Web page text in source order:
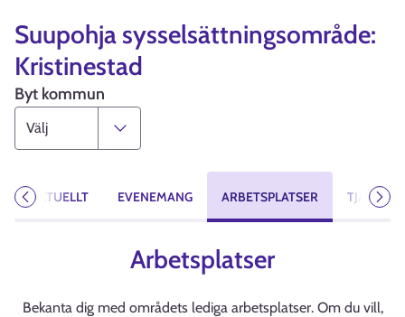
Suupohja sysselsättningsområde:
Kristinestad
Byt kommun
AKTUELLT EVENEMANG ARBETSPLATSER TJÄNSTER
Föregående
Arbetsplatser
Bekanta dig med områdets lediga arbetsplatser. Om du vill,